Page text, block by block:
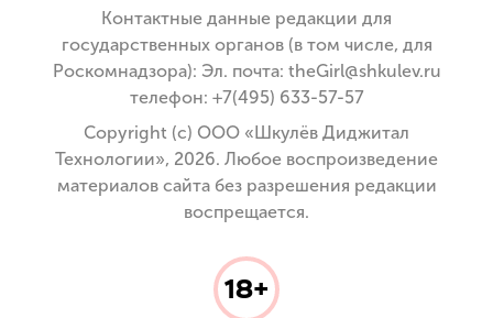
Контактные данные редакции для
государственных органов (в том числе, для
Роскомнадзора): Эл. почта: theGirl@shkulev.ru
телефон: +7(495) 633-57-57
Copyright (с) ООО «Шкулёв Диджитал
Технологии», 2026. Любое воспроизведение
материалов сайта без разрешения редакции
воспрещается.
18+